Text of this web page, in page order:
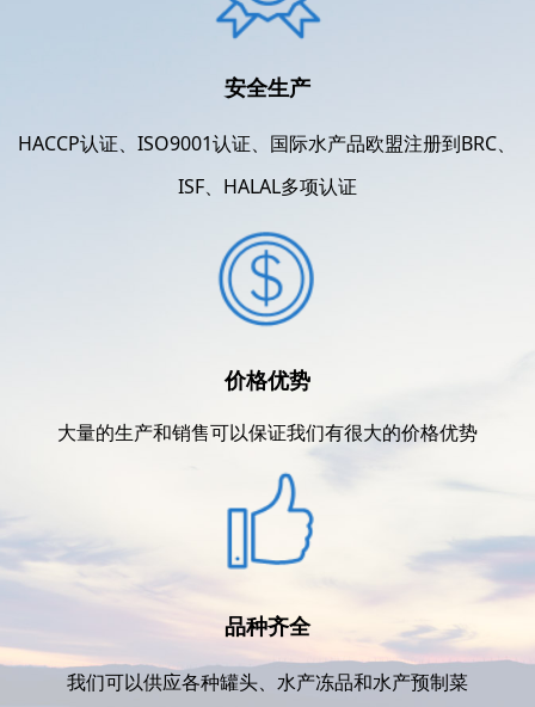
安全生产
HACCP认证、ISO9001认证、国际水产品欧盟注册到BRC、
ISF、HALAL多项认证
价格优势
大量的生产和销售可以保证我们有很大的价格优势
品种齐全
我们可以供应各种罐头、水产冻品和水产预制菜